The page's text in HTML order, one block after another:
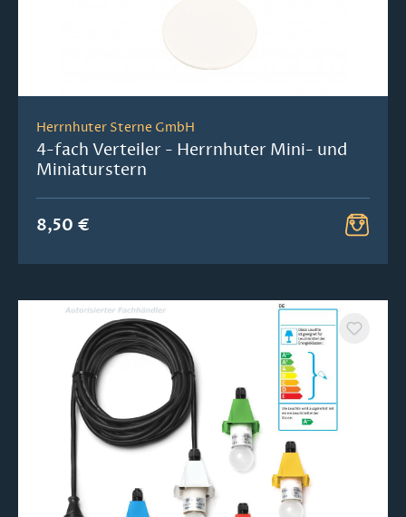
Herrnhuter Sterne GmbH
4-fach Verteiler - Herrnhuter Mini- und
Miniaturstern
8,50 €